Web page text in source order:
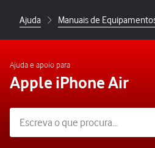
Ajuda Manuais de
Ajuda e apoio para
Apple iPhone Air